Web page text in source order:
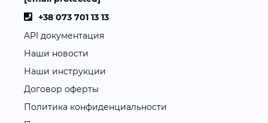
+38 073 701 13 13
API документация
Наши новости
Наши инструкции
Договор оферты
Политика конфиденциальности